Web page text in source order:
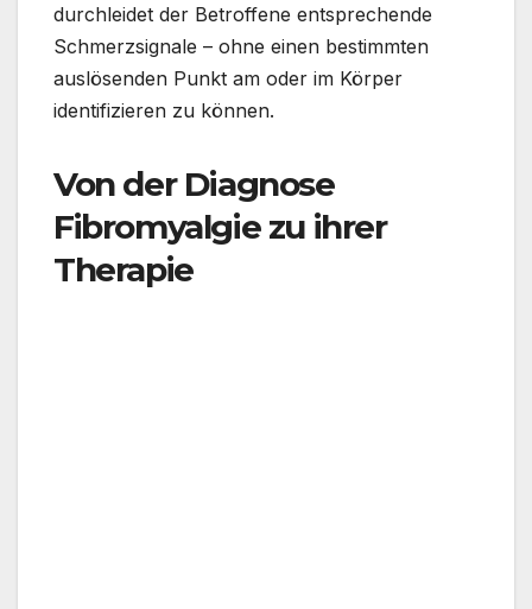
durchleidet der Betroffene entsprechende
Schmerzsignale – ohne einen bestimmten
auslösenden Punkt am oder im Körper
identifizieren zu können.
Von der Diagnose
Fibromyalgie zu ihrer
Therapie